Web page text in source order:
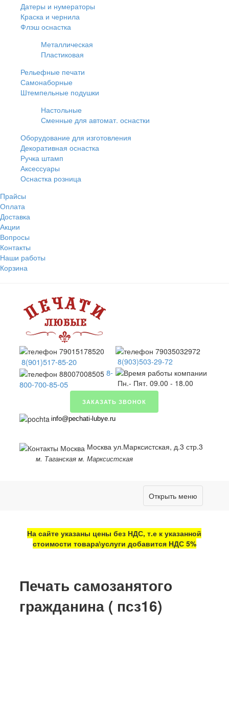
Датеры и нумераторы
Краска и чернила
Флэш оснастка
Металлическая
Пластиковая
Рельефные печати
Самонаборные
Штемпельные подушки
Настольные
Сменные для автомат. оснастки
Оборудование для изготовления
Декоративная оснастка
Ручка штамп
Аксессуары
Оснастка розница
Прайсы
Оплата
Доставка
Акции
Вопросы
Контакты
Наши работы
Корзина
8(901)517-85-20
8-
800-700-85-05
8(903)503-29-72
Пн.- Пят. 09.00 - 18.00
ЗАКАЗАТЬ ЗВОНОК
info@pechati-lubye.ru
Москва ул.Марксистская, д.3 стр.3
м. Таганская м. Марксистская
Открыть меню
На сайте указаны цены без НДС, т.е к указанной
стоимости товара\услуги добавится НДС 5%
Печать самозанятого
гражданина ( псз16)